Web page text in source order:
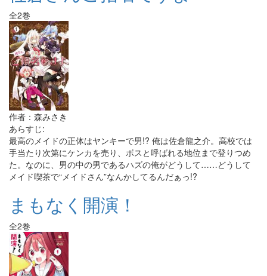
全2巻
作者：森みさき
あらすじ:
最高のメイドの正体はヤンキーで男!? 俺は佐倉龍之介。高校では
手当たり次第にケンカを売り、ボスと呼ばれる地位まで登りつめ
た。なのに、男の中の男であるハズの俺がどうして……どうして
メイド喫茶で“メイドさん”なんかしてるんだぁっ!?
まもなく開演！
全2巻